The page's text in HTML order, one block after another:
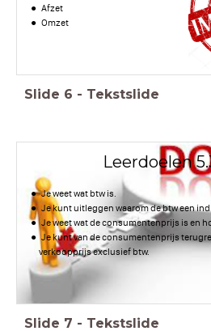
Afzet
Omzet
Slide 6 - Tekstslide
Leerdoelen
Je weet wat btw is.
Je kunt uitleggen waarom de btw een
Je weet wat de consumentenprijs is en
Je kunt van de consumentenprijs
verkoopprijs exclusief btw.
Slide 7 - Tekstslide